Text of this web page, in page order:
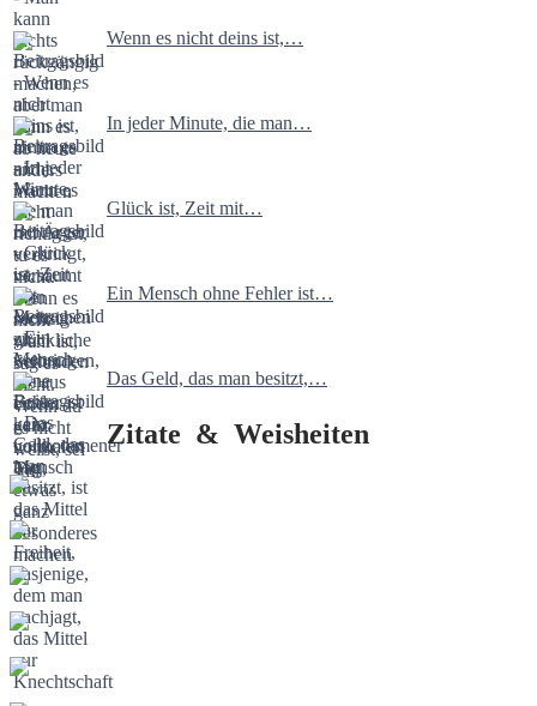
Wenn es nicht deins ist,…
In jeder Minute, die man…
Glück ist, Zeit mit…
Ein Mensch ohne Fehler ist…
Das Geld, das man besitzt,…
Zitate & Weisheiten